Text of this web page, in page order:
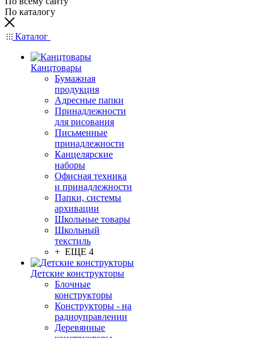
По каталогу
Каталог
Канцтовары
Бумажная
продукция
Адресные папки
Принадлежности
для рисования
Письменные
принадлежности
Канцелярские
наборы
Офисная техника
и принадлежности
Папки, системы
архивации
Школьные товары
Школьный
текстиль
+ ЕЩЕ 4
Детские конструкторы
Блочные
конструкторы
Конструкторы - на
радиоуправлении
Деревянные